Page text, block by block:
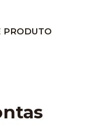
PRODUTO